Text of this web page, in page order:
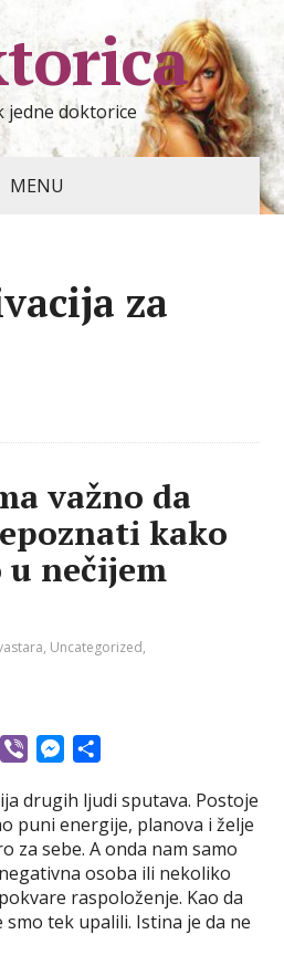
jedne doktorice
MENU
za
važno da
kako
u nečijem
, Uncategorized,
b
e
r
M
s
s
e
n
g
a
r
e
drugih ljudi sputava. Postoje
puni energije, planova i želje
za sebe. A onda nam samo
osoba ili nekoliko
raspoloženje. Kao da
tek upalili. Istina je da ne